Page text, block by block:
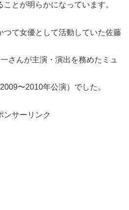
とが明らかになっています。
つて女優として活動していた佐藤
さんが主演・演出を務めたミュ
〜2010年公演）でした。
ンサーリンク